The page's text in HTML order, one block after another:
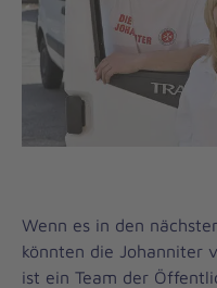
Wenn es in den
könnten die Johanniter
ist ein Team der